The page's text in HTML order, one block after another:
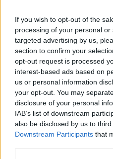
If you wish to opt-out of the
processing of your personal
targeted advertising by us,
section to confirm your
opt-out request is processed
interest-based ads based on
us or personal information
your opt-out. You may
disclosure of your personal
IAB’s list of downstream
also be disclosed by us to
Downstream Participants that
SCARLINO —
Una bambina di
dei gelati nella spiaggia di
trasferita con l'elicottero Pegaso
Firenze.
L'incidente è avvenuto nel tardo
le 18,30, sulla spiaggia del